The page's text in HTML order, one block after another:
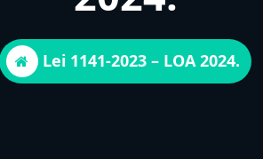
Lei 1141-2023 – LOA 2024.